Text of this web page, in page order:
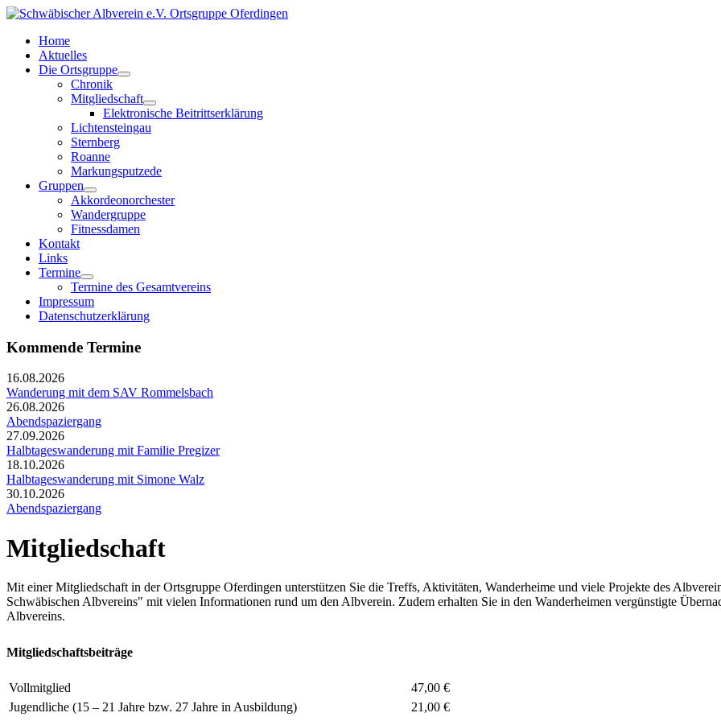
Home
Aktuelles
Die Ortsgruppe
Chronik
Mitgliedschaft
Elektronische Beitrittserklärung
Lichtensteingau
Sternberg
Roanne
Markungsputzede
Gruppen
Akkordeonorchester
Wandergruppe
Fitnessdamen
Kontakt
Links
Termine
Termine des Gesamtvereins
Impressum
Datenschutzerklärung
Kommende Termine
16.08.2026
Wanderung mit dem SAV Rommelsbach
26.08.2026
Abendspaziergang
27.09.2026
Halbtageswanderung mit Familie Pregizer
18.10.2026
Halbtageswanderung mit Simone Walz
30.10.2026
Abendspaziergang
Mitgliedschaft
Mit einer Mitgliedschaft in der Ortsgruppe Oferdingen unterstützen Sie die Treffs, Aktivitäten, Wanderheime und viele Projekte des
Schwäbischen Albvereins" mit vielen Informationen rund um den Albverein. Zudem erhalten Sie in den Wanderheimen vergünstigte
Albvereins.
Mitgliedschaftsbeiträge
Vollmitglied
47,00 €
Jugendliche (15 – 21 Jahre bzw. 27 Jahre in Ausbildung)
21,00 €